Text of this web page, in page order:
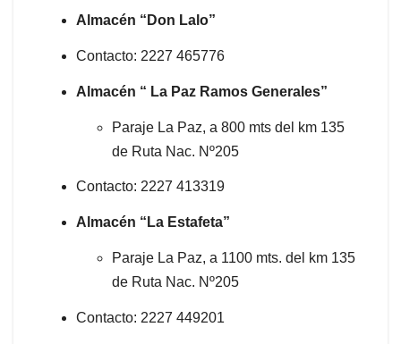
Almacén “Don Lalo”
Contacto: 2227 465776
Almacén “ La Paz Ramos Generales”
Paraje La Paz, a 800 mts del km 135
de Ruta Nac. Nº205
Contacto: 2227 413319
Almacén “La Estafeta”
Paraje La Paz, a 1100 mts. del km 135
de Ruta Nac. Nº205
Contacto: 2227 449201